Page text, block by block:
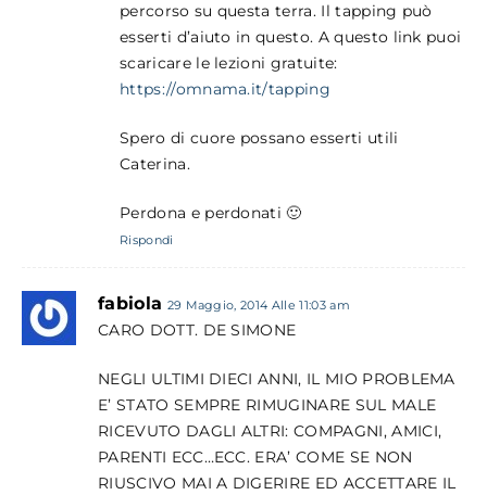
percorso su questa terra. Il tapping può
esserti d’aiuto in questo. A questo link puoi
scaricare le lezioni gratuite:
https://omnama.it/tapping
Spero di cuore possano esserti utili
Caterina.
Perdona e perdonati 🙂
Rispondi
fabiola 29 Maggio, 2014 Alle 11:03 am
CARO DOTT. DE SIMONE
NEGLI ULTIMI DIECI ANNI, IL MIO PROBLEMA
E’ STATO SEMPRE RIMUGINARE SUL MALE
RICEVUTO DAGLI ALTRI: COMPAGNI, AMICI,
PARENTI ECC…ECC. ERA’ COME SE NON
RIUSCIVO MAI A DIGERIRE ED ACCETTARE IL